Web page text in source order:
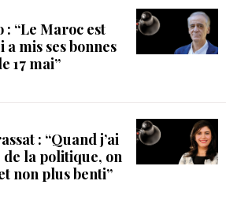
“Le Maroc est
mis ses bonnes
17 mai”
: “Quand j’ai
la politique, on
non plus benti”